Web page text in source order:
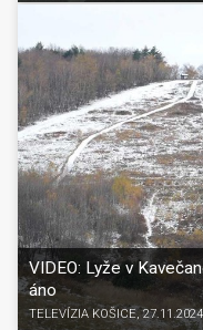
VIDEO: Lyže v
áno
TELEVÍZIA KOŠICE,